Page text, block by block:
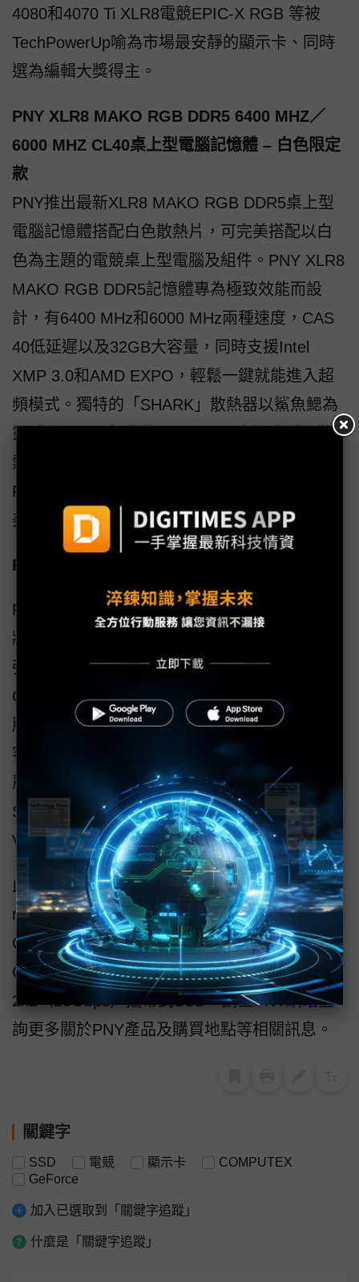
4080和4070 Ti XLR8電競EPIC-X RGB 等被
TechPowerUp喻為市場最安靜的顯示卡、同時
選為編輯大獎得主。
PNY XLR8 MAKO RGB DDR5 6400 MHZ／
6000 MHZ CL40桌上型電腦記憶體 – 白色限定
款
PNY推出最新XLR8 MAKO RGB DDR5桌上型
電腦記憶體搭配白色散熱片，可完美搭配以白
色為主題的電競桌上型電腦及組件。PNY XLR8
MAKO RGB DDR5記憶體專為極致效能而設
計，有6400 MHz和6000 MHz兩種速度，CAS
40低延遲以及32GB大容量，同時支援Intel
XMP 3.0和AMD EXPO，輕鬆一鍵就能進入超
頻模式。獨特的「SHARK」散熱器以鯊魚鰓為
靈感來源，呈鋸齒狀切口，可最大幅度增加散
熱表面積，提高熱效率。PNY XLR8 MAKO
RGB DDR5結合卓越超頻效能、酷炫操作以及
美麗、引人入勝的燈光效果。
PNY NVME M.2 SSD雙風扇散熱器
PNY創新產品NVMe M.2 SSD雙風扇散熱器也
將於COMPUTEX 2023首次亮相，獨特且功能
強大的雙風扇設計讓最新極限效能PCIe NVMe
Gen5 SSD也能快速降溫，支援ARGB燈光效果
版本的款式，也將在COMPUTEX中展出，可為
客製桌上型電腦組件和電競設備增色，帶來炫
麗多彩的視覺效果。使用者可監控風扇速度和
SSD溫度；配備ARGB的型號另可透過PNY
VelocityX 軟體控制彩色照明。
此外，PNY全系列PCIe NVMe Gen4 SSD、
microSD卡、隨身碟和攜帶式儲存設備也於
COMPUTEX展出，包括CS3140 8TB SSD、
CS2241和Elite-X USB 3.2 Gen
2x2（20Gbps）攜帶式SSD。請上PNY網站查
詢更多關於PNY產品及購買地點等相關訊息。
關鍵字
SSD 電競 顯示卡
COMPUTEX
GeForce
加入已選取到「關鍵字追蹤」
什麼是「關鍵字追蹤」